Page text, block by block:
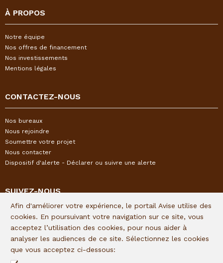
À PROPOS
Notre équipe
Nos offres de financement
Nos investissements
Mentions légales
CONTACTEZ-NOUS
Nos bureaux
Nous rejoindre
Soumettre votre projet
Nous contacter
Dispositif d'alerte - Déclarer ou suivre une alerte
SUIVEZ-NOUS
Restez informés de l'actualité I&P en vous inscrivant à notre
newsletter trimestrielle :
Lien d'inscription
Afin d'améliorer votre expérience, le portail Avise utilise des
cookies. En poursuivant votre navigation sur ce site, vous
acceptez l’utilisation des cookies, pour nous aider à
analyser les audiences de ce site. Sélectionnez les cookies
que vous acceptez ci-dessous: